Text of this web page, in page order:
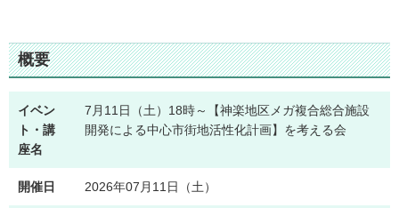
概要
イベン
ト・講
座名
7月11日（土）18時～【神楽地区メガ複合総合施設
開発による中心市街地活性化計画】を考える会
開催日 2026年07月11日（土）